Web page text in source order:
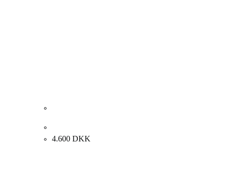
4.600 DKK